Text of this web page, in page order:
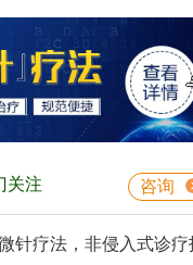
关注 咨询
针疗法，非侵入式诊疗